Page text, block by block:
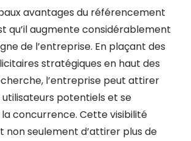
avantages du référencement
qu’il augmente considérablement
de l’entreprise. En plaçant des
stratégiques en haut des
l’entreprise peut attirer
utilisateurs potentiels et se
concurrence. Cette visibilité
seulement d’attirer plus de